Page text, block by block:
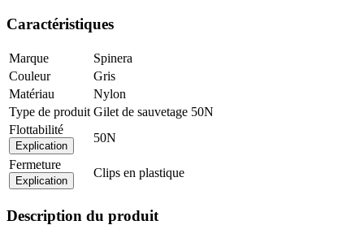
Caractéristiques
Marque
Spinera
Couleur
Gris
Matériau
Nylon
Type de produit Gilet de sauvetage 50N
Flottabilité
Explication
50N
Fermeture
Explication
Clips en plastique
Description du produit